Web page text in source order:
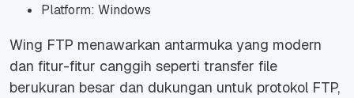
Platform: Windows
Wing FTP menawarkan antarmuka yang modern
dan fitur-fitur canggih seperti transfer file
berukuran besar dan dukungan untuk protokol FTP,